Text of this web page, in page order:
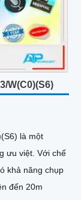
W(C0)(S6)
là một
Với chế
khả năng chụp
đến 20m